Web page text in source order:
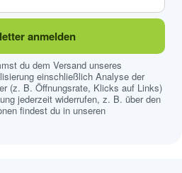
anmelden
du dem Versand unseres
einschließlich Analyse der
(z. B. Öffnungsrate, Klicks auf Links)
jederzeit widerrufen, z. B. über den
findest du in unseren